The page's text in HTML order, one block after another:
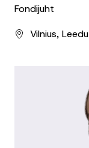
Fondijuht
Vilnius, Leedu